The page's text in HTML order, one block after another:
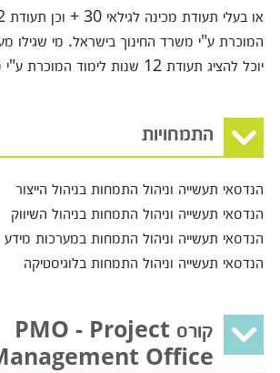
יוכל להציג תעודת 12 שנות לימוד המוכרת ע"י משרד החינוך.
התמחויות
הנדסאי תעשייה וניהול התמחות בניהול הייצור
הנדסאי תעשייה וניהול התמחות בניהול השיווק
הנדסאי תעשייה וניהול התמחות במערכות מידע
הנדסאי תעשייה וניהול התמחות בלוגיסטיקה
קורס PMO - Project
Office